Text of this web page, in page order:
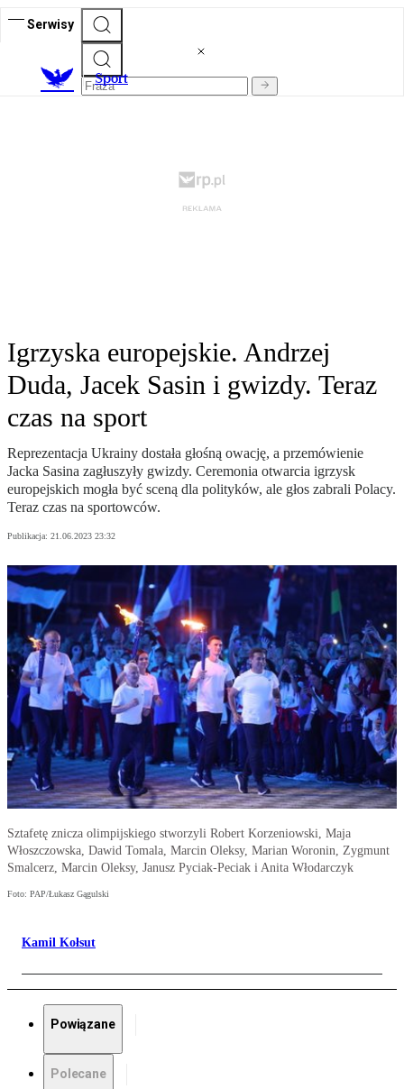
Serwisy
Sport
Igrzyska europejskie. Andrzej
Duda, Jacek Sasin i gwizdy. Teraz
czas na sport
Reprezentacja Ukrainy dostała głośną owację, a przemówienie
Jacka Sasina zagłuszyły gwizdy. Ceremonia otwarcia igrzysk
europejskich mogła być sceną dla polityków, ale głos zabrali Polacy.
Teraz czas na sportowców.
Publikacja: 21.06.2023 23:32
Sztafetę znicza olimpijskiego stworzyli Robert Korzeniowski, Maja
Włoszczowska, Dawid Tomala, Marcin Oleksy, Marian Woronin, Zygmunt
Smalcerz, Marcin Oleksy, Janusz Pyciak-Peciak i Anita Włodarczyk
Foto: PAP/Łukasz Gągulski
Kamil Kołsut
Powiązane
Polecane